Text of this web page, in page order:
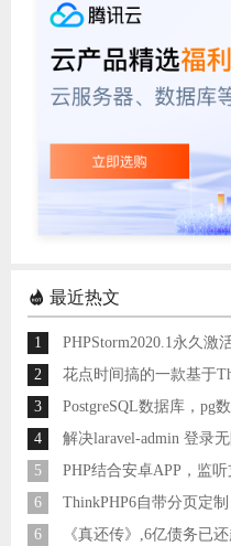
最近热文
1
PHPStorm2020.1永久激
2
3
PostgreSQL数据库，pg
4
解决laravel-admin 登录
5
6
ThinkPHP6自带分页定
6
《真还传》,6亿债务已